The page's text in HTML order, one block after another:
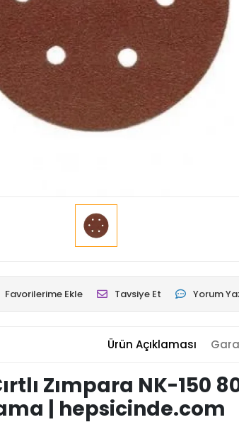
Favorilerime Ekle Tavsiye Et Yorum
Ürün Açıklaması
Zımpara NK-150
| hepsicinde.com